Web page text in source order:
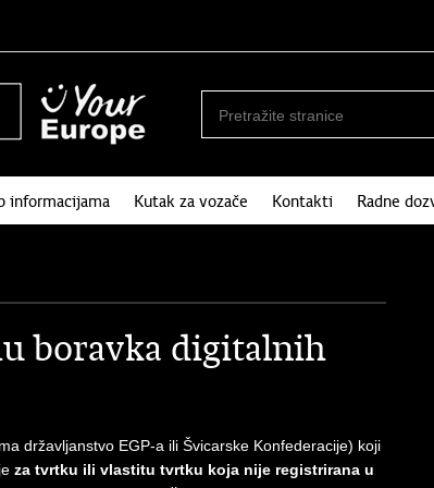
informacijama Kutak za vozače Kontakti Radne
boravka digitalnih
državljanstvo EGP-a ili Švicarske Konfederacije) koji
za tvrtku ili vlastitu tvrtku koja nije registrirana u